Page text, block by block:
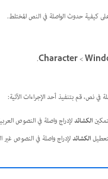
كيفية حدوث الواصلة في النص المختلط.
‏ >
Character
.
في نص، قم بتنفيذ أحد الإجراءات الآتية:
الكشائدلإدراج واصلة في النصوص
الكشائدلإدراج واصلة في النصوص غير